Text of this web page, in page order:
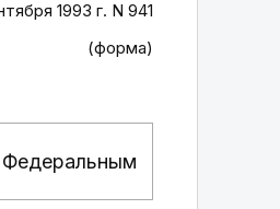
1993 г. N 941
(форма)
Федеральным